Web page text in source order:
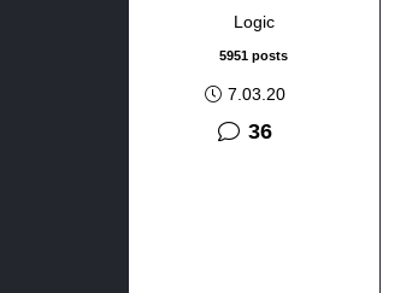
Logic
5951 posts
7.03.20
36komentara